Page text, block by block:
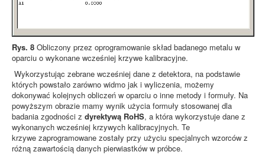
Rys. 8 Obliczony przez oprogramowanie skład badanego metalu w
oparciu o wykonane wcześniej krzywe kalibracyjne.
Wykorzystując zebrane wcześniej dane z detektora, na podstawie
których powstało zarówno widmo jak i wyliczenia, możemy
dokonywać kolejnych obliczeń w oparciu o inne metody i formuły. Na
powyższym obrazie mamy wynik użycia formuły stosowanej dla
badania zgodności z dyrektywą RoHS, a która wykorzystuje dane z
wykonanych wcześniej krzywych kalibracyjnych. Te
krzywe zaprogramowane zostały przy użyciu specjalnych wzorców z
różną zawartością danych pierwiastków w próbce.